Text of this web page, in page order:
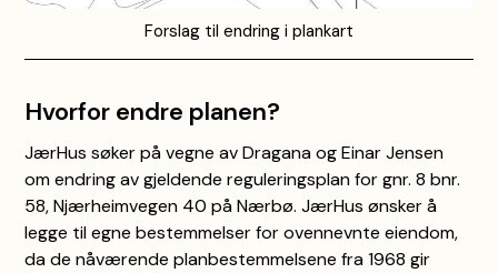
Forslag til endring i plankart
Hvorfor endre planen?
JærHus søker på vegne av Dragana og Einar Jensen
om endring av gjeldende reguleringsplan for gnr. 8 bnr.
58, Njærheimvegen 40 på Nærbø. JærHus ønsker å
legge til egne bestemmelser for ovennevnte eiendom,
da de nåværende planbestemmelsene fra 1968 gir